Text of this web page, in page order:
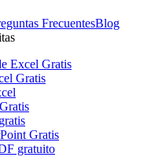
FrecuentesBlog
Excel Gratis
Gratis
Gratis
gratuito